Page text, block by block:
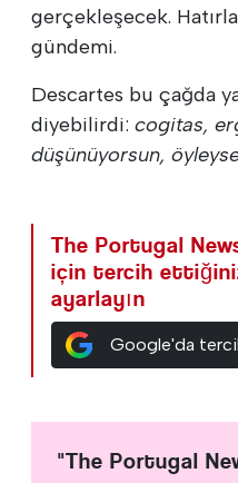
gerçekleşecek.
gündemi.
Descartes bu çağda
diyebilirdi: cogitas,
düşünüyorsun,
The Portugal
için tercih
ayarlayın
Google'da
"The Portugal